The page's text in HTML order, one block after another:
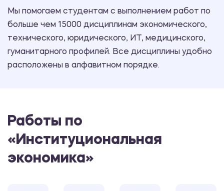
Мы помогаем студентам с выполнением работ по
больше чем 15000 дисциплинам экономического,
технического, юридического, ИТ, медицинского,
гуманитарного профилей. Все дисциплины удобно
расположены в алфавитном порядке.
Работы по
«Институциональная
экономика»